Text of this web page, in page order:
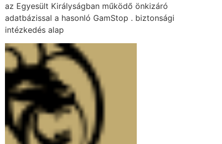
az Egyesült Királyságban működő önkizáró
adatbázissal a hasonló GamStop . biztonsági
intézkedés alap